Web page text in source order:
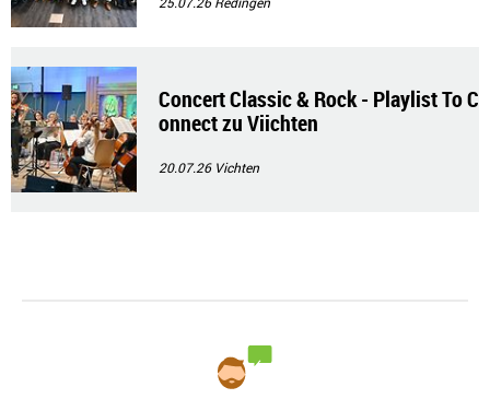
Concert Classic & Rock - Playlist To C
onnect zu Viichten
20.07.26 Vichten